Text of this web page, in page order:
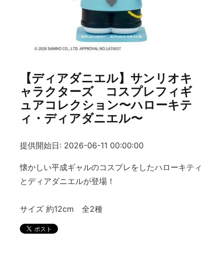
【ディアダニエル】サンリオキ
ャラクターズ コスプレフィギ
ュアコレクション〜ハローキテ
ィ・ディアダニエル〜
提供開始日: 2026-06-11 00:00:00
懐かしい平成ギャルのコスプレをしたハローキティ
とディアダニエルが登場！
サイズ 約12cm 全2種